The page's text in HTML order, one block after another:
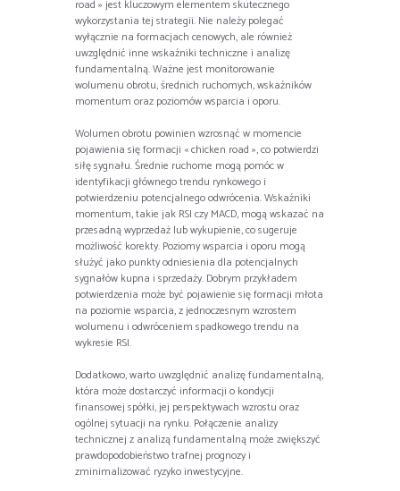
road » jest kluczowym elementem skutecznego
wykorzystania tej strategii. Nie należy polegać
wyłącznie na formacjach cenowych, ale również
uwzględnić inne wskaźniki techniczne i analizę
fundamentalną. Ważne jest monitorowanie
wolumenu obrotu, średnich ruchomych, wskaźników
momentum oraz poziomów wsparcia i oporu.
Wolumen obrotu powinien wzrosnąć w momencie
pojawienia się formacji « chicken road », co potwierdzi
siłę sygnału. Średnie ruchome mogą pomóc w
identyfikacji głównego trendu rynkowego i
potwierdzeniu potencjalnego odwrócenia. Wskaźniki
momentum, takie jak RSI czy MACD, mogą wskazać na
przesadną wyprzedaż lub wykupienie, co sugeruje
możliwość korekty. Poziomy wsparcia i oporu mogą
służyć jako punkty odniesienia dla potencjalnych
sygnałów kupna i sprzedaży. Dobrym przykładem
potwierdzenia może być pojawienie się formacji młota
na poziomie wsparcia, z jednoczesnym wzrostem
wolumenu i odwróceniem spadkowego trendu na
wykresie RSI.
Dodatkowo, warto uwzględnić analizę fundamentalną,
która może dostarczyć informacji o kondycji
finansowej spółki, jej perspektywach wzrostu oraz
ogólnej sytuacji na rynku. Połączenie analizy
technicznej z analizą fundamentalną może zwiększyć
prawdopodobieństwo trafnej prognozy i
zminimalizować ryzyko inwestycyjne.